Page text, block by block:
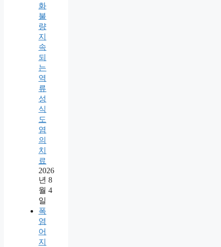
화
불
량
지
속
되
는
역
류
성
식
도
염
의
치
료
2026
년 8
월 4
일
폭
염
어
지